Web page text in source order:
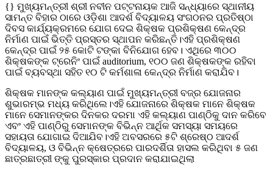
{} ମୁଖ୍ୟମନ୍ତ୍ରୀ ଶ୍ରୀ ନବୀନ ପଟ୍ଟନାୟକ ଆଜି ସନ୍ଧ୍ୟାରେ ସ୍ଥାନୀୟ
ସାମନ୍ତ ବିହାର ଠାରେ ଓଡ଼ିଶା ଆଦର୍ଶ ବିଦ୍ୟାଳୟ ସଂଗଠନର ପ୍ରତିଷ୍ଠା
ଦିବସ କାର୍ଯ୍ୟକ୍ରମରେ ଯୋଗ ଦେଇ ଶିକ୍ଷକ ପ୍ରଶିକ୍ଷଣ କେନ୍ଦ୍ର
ନିର୍ମାଣ ପାଇଁ ଭିତ୍ତି ପ୍ରସ୍ତର ସ୍ଥାପନ କରିଛନ୍ତି।ଏହି ପ୍ରଶିକ୍ଷଣ
କେନ୍ଦ୍ର ପାଇଁ ୨୫ କୋଟି ଟଙ୍କା ବିନିଯୋଗ ହେବ। ଏଥିରେ ୩୦୦
ଶିକ୍ଷକଙ୍କ ଟ୍ରେନିଂ ପାଇଁ auditorium, ୧୦୦ ଜଣ ଶିକ୍ଷକଙ୍କ ରହିବା
ପାଇଁ ବ୍ୟବସ୍ଥା ସହିତ ୧୦ ଟି କର୍ମଶାଳା କେନ୍ଦ୍ର ନିର୍ମାଣ କରାଯିବ।
ଶିକ୍ଷକ ମାନଙ୍କ କଲ୍ୟାଣ ପାଇଁ ମୁଖ୍ୟମନ୍ତ୍ରୀ ବଜ୍ର ଯୋଜନାର
ଶୁଭାରମ୍ଭ ମଧ୍ୟ କରିଥିଲେ।ଏହି ଯୋଜନାରେ ଶିକ୍ଷକ ମାନେ ଶିକ୍ଷକ
ମାନେ ସେମାନଙ୍କର ଦିନକର ଦରମା ଏହି କଲ୍ୟାଣ ପାଣ୍ଠିକୁ ଦାନ କରିବେ
ଏବଂ ଏହି ପାଣ୍ଠିରୁ ସେମାନଙ୍କ ବିଭିନ୍ନ ଆର୍ଥିକ ସମସ୍ୟା ସମୟରେ
ସହାୟତା ଯୋଗାଇ ଦିଆଯିବ।ଏହି ଅବସରରେ ୫ଟି ଶ୍ରେଷ୍ଠ ଆଦର୍ଶ
ବିଦ୍ୟାଳୟ, ଓ ବିଭିନ୍ନ କ୍ଷେତ୍ରରେ ପାରଦର୍ଶିତା ହାସଲ କରିଥିବା ୫ ଜଣ
ଛାତ୍ରଛାତ୍ରୀ ଙ୍କୁ ପୁରସ୍କାର ପ୍ରଦାନ କରାଯାଇଥିଲା